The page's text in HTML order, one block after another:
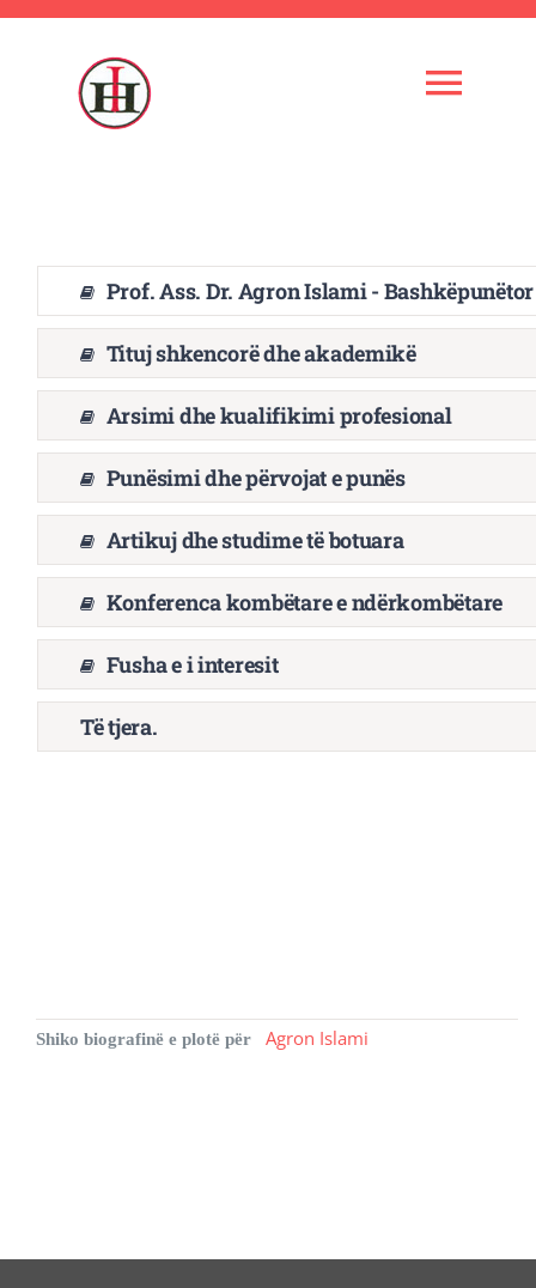
Skip
Kuadri shkencor
Administrata
Veprimtaria
Revista Kosova
Njoftimet & Konkurset
Kontakti
Prof. Ass. Dr. Agron Islami -
Tituj shkencorë dhe akademikë
Arsimi dhe kualifikimi profesional
Punësimi dhe përvojat e punës
Artikuj dhe studime të botuara
Konferenca kombëtare e ndërkombëtare
Fusha e i interesit
Të tjera.
Shiko biografinë e plotë për Agron Islami